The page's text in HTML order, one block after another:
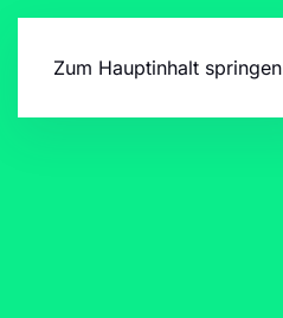
Zum Hauptinhalt springen